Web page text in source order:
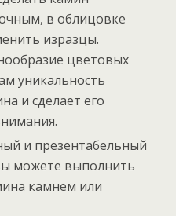
в облицовке
изразцы.
цветовых
уникальность
и сделает его
и презентабельный
можете выполнить
камнем или